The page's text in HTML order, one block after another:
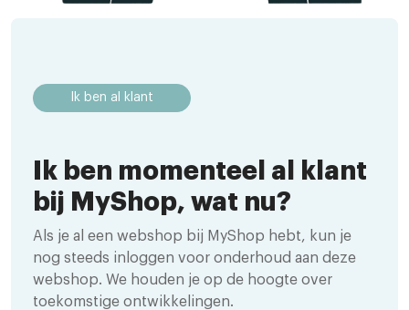
Ik ben al klant
Ik ben momenteel al klant
bij MyShop, wat nu?
Als je al een webshop bij MyShop hebt, kun je
nog steeds inloggen voor onderhoud aan deze
webshop. We houden je op de hoogte over
toekomstige ontwikkelingen.